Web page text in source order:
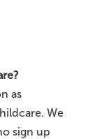
as
We
sign up